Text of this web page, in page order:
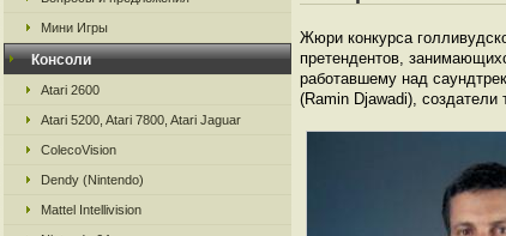
Мини Игры
Консоли
Atari 2600
Atari 5200, Atari 7800, Atari Jaguar
ColecoVision
Dendy (Nintendo)
Mattel Intellivision
Жюри конкурса
претендентов,
работавшему над
(Ramin Djawadi),